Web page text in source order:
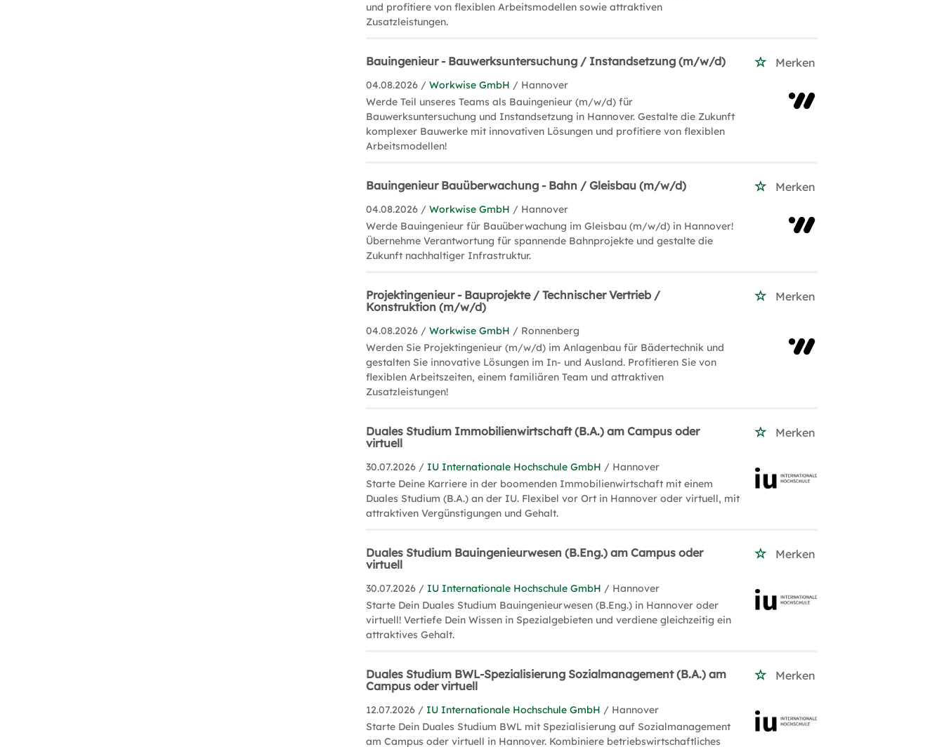
und profitiere von flexiblen Arbeitsmodellen sowie attraktiven
Zusatzleistungen.
Bauingenieur - Bauwerksuntersuchung / Instandsetzung (m/w/d) Merken
04.08.2026 /Workwise GmbH / Hannover
Werde Teil unseres Teams als Bauingenieur (m/w/d) für
Bauwerksuntersuchung und Instandsetzung in Hannover. Gestalte die Zukunft
komplexer Bauwerke mit innovativen Lösungen und profitiere von flexiblen
Arbeitsmodellen!
Bauingenieur Bauüberwachung - Bahn / Gleisbau (m/w/d) Merken
04.08.2026 /Workwise GmbH / Hannover
Werde Bauingenieur für Bauüberwachung im Gleisbau (m/w/d) in Hannover!
Übernehme Verantwortung für spannende Bahnprojekte und gestalte die
Zukunft nachhaltiger Infrastruktur.
Projektingenieur - Bauprojekte / Technischer Vertrieb /
Konstruktion (m/w/d)
Merken
04.08.2026 /Workwise GmbH / Ronnenberg
Werden Sie Projektingenieur (m/w/d) im Anlagenbau für Bädertechnik und
gestalten Sie innovative Lösungen im In- und Ausland. Profitieren Sie von
flexiblen Arbeitszeiten, einem familiären Team und attraktiven
Zusatzleistungen!
Duales Studium Immobilienwirtschaft (B.A.) am Campus oder
virtuell
Merken
30.07.2026 / IU Internationale Hochschule GmbH / Hannover
Starte Deine Karriere in der boomenden Immobilienwirtschaft mit einem
Duales Studium (B.A.) an der IU. Flexibel vor Ort in Hannover oder virtuell, mit
attraktiven Vergünstigungen und Gehalt.
Duales Studium Bauingenieurwesen (B.Eng.) am Campus oder
virtuell
Merken
30.07.2026 / IU Internationale Hochschule GmbH / Hannover
Starte Dein Duales Studium Bauingenieurwesen (B.Eng.) in Hannover oder
virtuell! Vertiefe Dein Wissen in Spezialgebieten und verdiene gleichzeitig ein
attraktives Gehalt.
Duales Studium BWL-Spezialisierung Sozialmanagement (B.A.) am
Campus oder virtuell
Merken
12.07.2026 / IU Internationale Hochschule GmbH / Hannover
Starte Dein Duales Studium BWL mit Spezialisierung auf Sozialmanagement
am Campus oder virtuell in Hannover. Kombiniere betriebswirtschaftliches